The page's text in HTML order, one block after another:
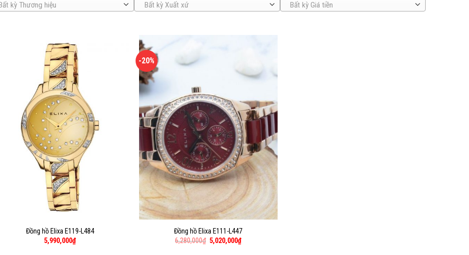
kỳ Thương hiệu Bất kỳ Xuất xứ Bất kỳ Giá tiền
Đồng hồ Elixa E119-L484
5,990,000₫
-20%
Đồng hồ Elixa E111-L447
6,280,000₫ 5,020,000₫